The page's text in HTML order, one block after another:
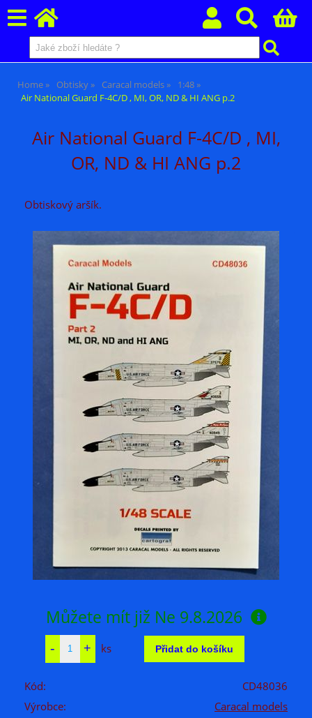
Home Obtisky Caracal models
1:48
Air National Guard F-4C/D , MI, OR, ND & HI ANG p.2
Air National Guard F-4C/D , MI,
OR, ND & HI ANG p.2
Obtiskový aršík.
Můžete mít již Ne 9.8.2026
ks
Kód:
CD48036
Výrobce:
Caracal models